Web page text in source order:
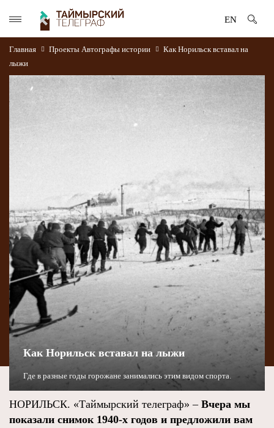
EN
Главная Проекты Автографы истории
Как Норильск вставал на
лыжи
Как Норильск вставал на лыжи
Где в разные годы горожане занимались этим видом спорта.
НОРИЛЬСК. «Таймырский телеграф» – Вчера мы
показали снимок 1940-х годов и предложили вам